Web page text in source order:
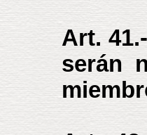
Art.
serán